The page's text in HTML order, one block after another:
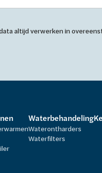
altijd verwerken in
Waterbehandeling
Waterontharders
Waterfilters